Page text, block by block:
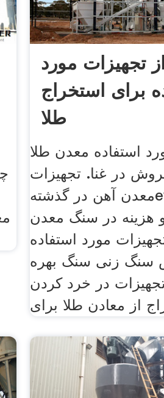
تجهیزات مورد
برای استخراج
طلا
استفاده معدن طلا
در غنا. تجهیزات
معدن آهن در گذشتهeyfhreu.
در سنگ معدن
مورد استفاده
سنگ زنی سنگ بهره
در خرد کردن
از معادن طلا برای